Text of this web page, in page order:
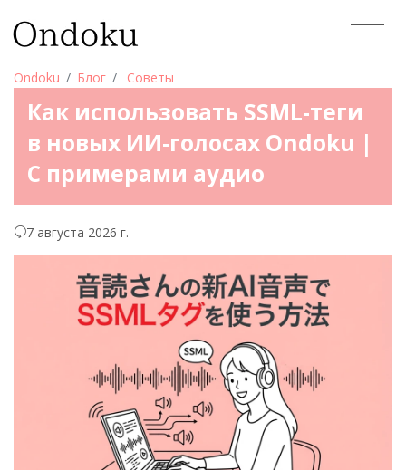
Ondoku Блог Советы
Как использовать SSML-теги
в новых ИИ-голосах Ondoku |
С примерами аудио
7 августа 2026 г.